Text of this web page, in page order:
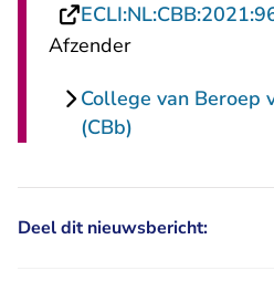
Afzender
College van Beroep
(CBb)
Deel dit nieuwsbericht: